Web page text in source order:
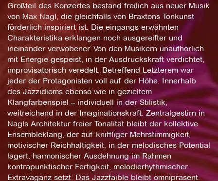
Großteil des Konzertes bestand freilich aus neuer Musik
von Max Nagl, die gleichfalls von Braxtons Tonkunst
förderlich inspiriert ist. Die eingangs erwähnten
Charakteristika erklangen noch ausgereifter und
ineinander verwobener. Von den Musikern unaufhörlich
mit Energie gespeist, in der Ausdruckskraft verdichtet,
improvisatorisch veredelt. Betreffend Letzterem war
jeder der Protagonisten voll auf der Höhe. Innerhalb
des Jazzidioms ebenso wie in gezieltem
Klangfarbenspiel – individuell in der Stilistik,
weitreichend in der Imaginationskraft. Zentralgestirn in
Nagls Architektur freier Tonalität bleibt der kollektive
Ensembleklang, der auf kniffliger Mehrstimmigkeit,
motivischer Reichhaltigkeit, in der melodisches Potential
lagert, harmonischer Ausdehnung im Rahmen
kontrapunktischer Fertigkeit, melodierhythmischer
Extravaganz setzt. Das Jazzfaible bleibt omnipräsent.